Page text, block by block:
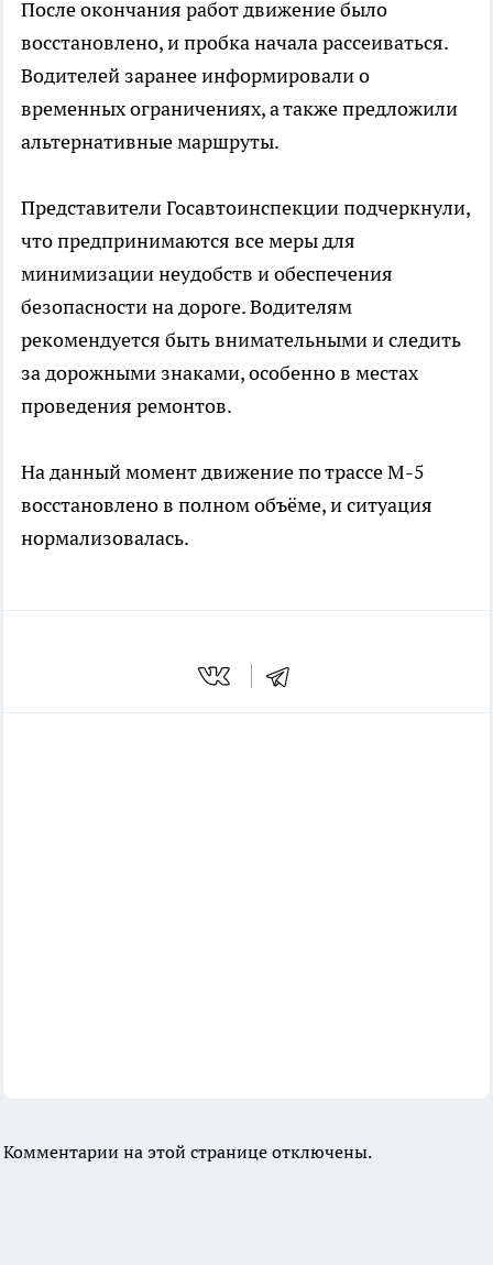
После окончания работ движение было
восстановлено, и пробка начала рассеиваться.
Водителей заранее информировали о
временных ограничениях, а также предложили
альтернативные маршруты.
Представители Госавтоинспекции подчеркнули,
что предпринимаются все меры для
минимизации неудобств и обеспечения
безопасности на дороге. Водителям
рекомендуется быть внимательными и следить
за дорожными знаками, особенно в местах
проведения ремонтов.
На данный момент движение по трассе М-5
восстановлено в полном объёме, и ситуация
нормализовалась.
Комментарии на этой странице отключены.